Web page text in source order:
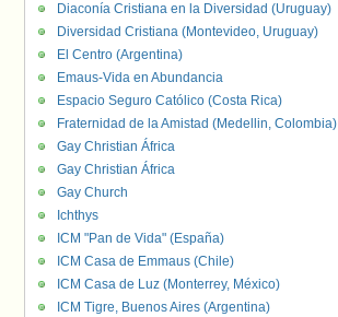
Diaconía Cristiana en la Diversidad (Uruguay)
Diversidad Cristiana (Montevideo, Uruguay)
El Centro (Argentina)
Emaus-Vida en Abundancia
Espacio Seguro Católico (Costa Rica)
Fraternidad de la Amistad (Medellin, Colombia)
Gay Christian África
Gay Christian África
Gay Church
Ichthys
ICM "Pan de Vida" (España)
ICM Casa de Emmaus (Chile)
ICM Casa de Luz (Monterrey, México)
ICM Tigre, Buenos Aires (Argentina)